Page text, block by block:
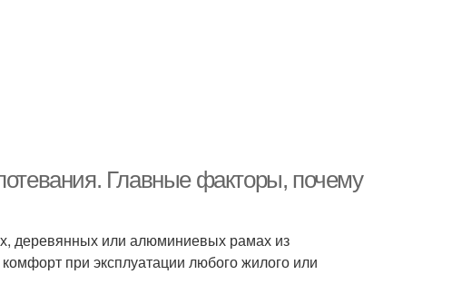
Главные факторы, почему
деревянных или алюминиевых рамах из
при эксплуатации любого жилого или